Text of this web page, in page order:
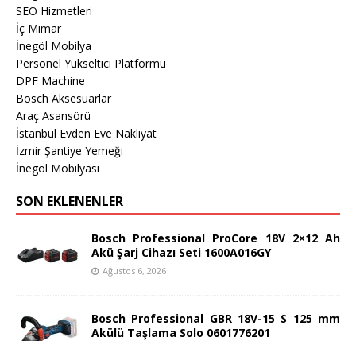
SEO Hizmetleri
İç Mimar
İnegöl Mobilya
Personel Yükseltici Platformu
DPF Machine
Bosch Aksesuarlar
Araç Asansörü
İstanbul Evden Eve Nakliyat
İzmir Şantiye Yemeği
İnegöl Mobilyası
SON EKLENENLER
Bosch Professional ProCore 18V 2×12 Ah
Akü Şarj Cihazı Seti 1600A016GY
Ağustos 6, 2026
Bosch Professional GBR 18V-15 S 125 mm
Akülü Taşlama Solo 0601776201